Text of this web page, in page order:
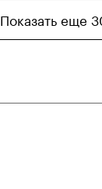
Показать еще